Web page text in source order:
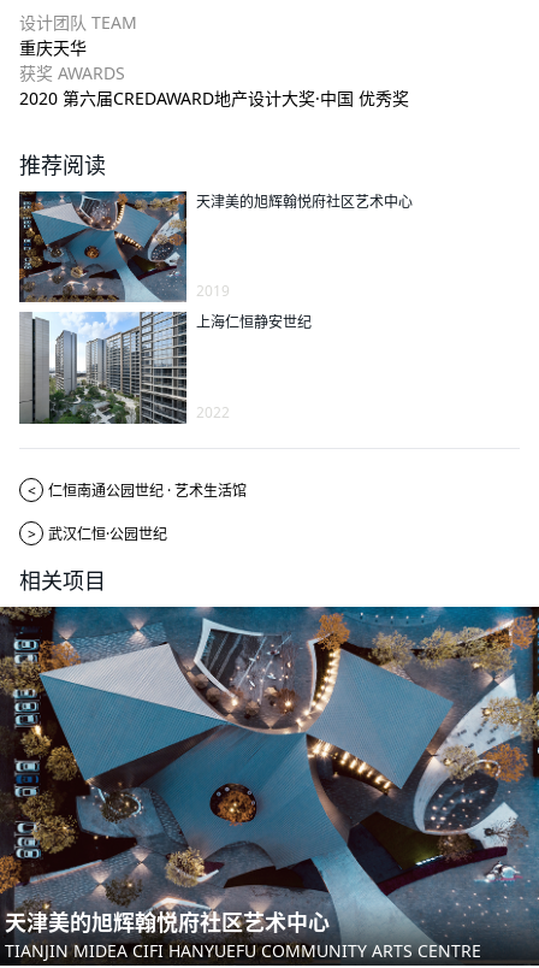
设计团队 TEAM
重庆天华
获奖 AWARDS
2020 第六届CREDAWARD地产设计大奖·中国 优秀奖
推荐阅读
天津美的旭辉翰悦府社区艺术中心
2019
上海仁恒静安世纪
2022
< 仁恒南通公园世纪 · 艺术生活馆
> 武汉仁恒·公园世纪
相关项目
天津美的旭辉翰悦府社区艺术中心
TIANJIN MIDEA CIFI HANYUEFU COMMUNITY ARTS CENTRE